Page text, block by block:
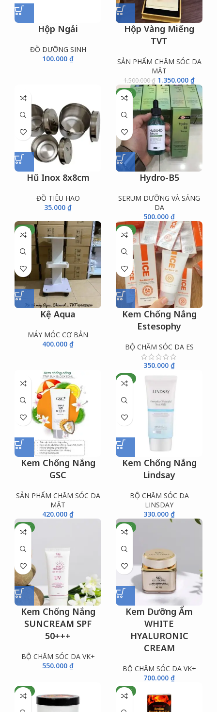
Hộp Ngải
ĐỒ DƯỠNG SINH
100.000 ₫
Hộp Vàng Miếng
TVT
SẢN PHẨM CHĂM SÓC DA
MẶT
1.500.000₫ 1.350.000 ₫
Hũ Inox 8x8cm
ĐỒ TIÊU HAO
35.000 ₫
NEW
Hydro-B5
SERUM DƯỠNG VÀ SÁNG
DA
500.000 ₫
NEW
Kệ Aqua
MÁY MÓC CƠ BẢN
400.000 ₫
NEW
Kem Chống Nắng
Estesophy
BỘ CHĂM SÓC DA ES
350.000 ₫
Kem Chống Nắng
GSC
SẢN PHẨM CHĂM SÓC DA
MẶT
420.000 ₫
NEW
Kem Chống Nắng
Lindsay
BỘ CHĂM SÓC DA
LINSDAY
330.000 ₫
NEW
Kem Chống Nắng
SUNCREAM SPF
50+++
BỘ CHĂM SÓC DA VK+
550.000 ₫
NEW
Kem Dưỡng Ẩm
WHITE
HYALURONIC
CREAM
BỘ CHĂM SÓC DA VK+
700.000 ₫
NEW NEW